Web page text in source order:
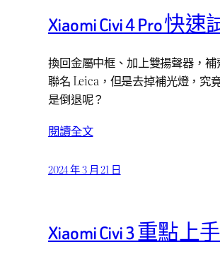
Xiaomi Civi 4 Pro 快速
換回金屬中框、加上雙揚聲器，補
聯名 Leica，但是去掉補光燈，究
是倒退呢？
閱讀全文
2024 年 3 月 21 日
Xiaomi Civi 3 重點上手